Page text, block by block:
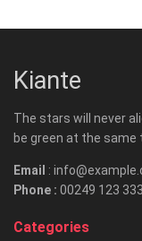
Kiante
The stars will never
be green at the same
Email :
Phone : 00249 123
Categories